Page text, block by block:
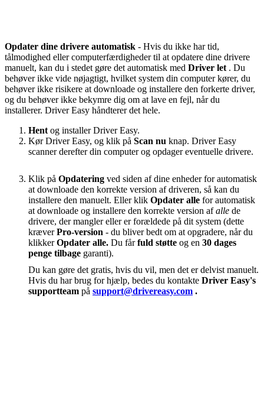
Opdater dine drivere automatisk - Hvis du ikke har tid,
tålmodighed eller computerfærdigheder til at opdatere dine drivere
manuelt, kan du i stedet gøre det automatisk med Driver let . Du
behøver ikke vide nøjagtigt, hvilket system din computer kører, du
behøver ikke risikere at downloade og installere den forkerte driver,
og du behøver ikke bekymre dig om at lave en fejl, når du
installerer. Driver Easy håndterer det hele.
Hent og installer Driver Easy.
Kør Driver Easy, og klik på Scan nu knap. Driver Easy
scanner derefter din computer og opdager eventuelle drivere.
Klik på Opdatering ved siden af ​​dine enheder for automatisk
at downloade den korrekte version af driveren, så kan du
installere den manuelt. Eller klik Opdater alle for automatisk
at downloade og installere den korrekte version afalle de
drivere, der mangler eller er forældede på dit system (dette
kræverPro-version - du bliver bedt om at opgradere, når du
klikkerOpdater alle. Du fårfuld støtte og en 30 dages
penge tilbage garanti).
Du kan gøre det gratis, hvis du vil, men det er delvist manuelt.
Hvis du har brug for hjælp, bedes du kontakte Driver Easy's
supportteam på support@drivereasy.com .